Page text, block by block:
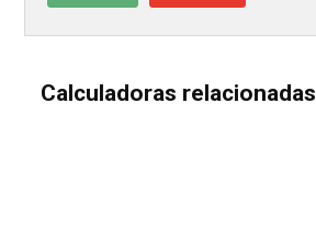
Calculadoras relacionadas